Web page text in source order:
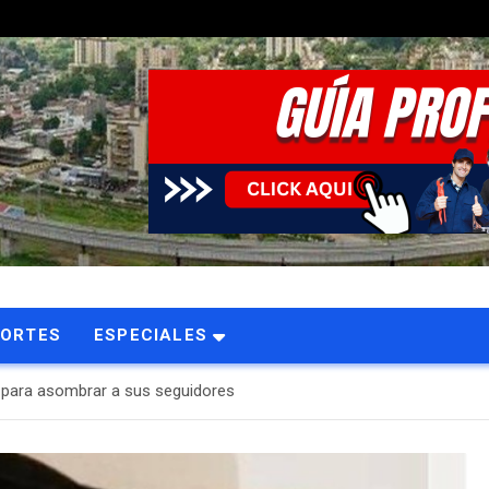
ESPECIALES
asombrar a sus seguidores